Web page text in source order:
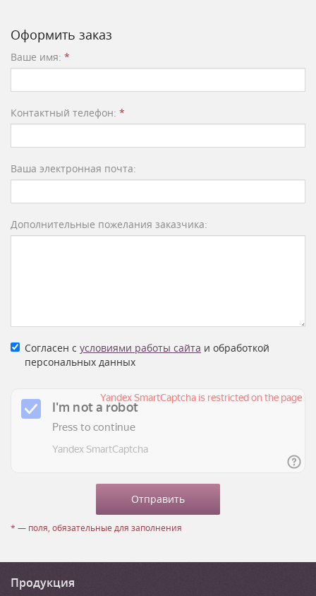
Оформить заказ
Ваше имя: *
Контактный телефон: *
Ваша электронная почта:
Дополнительные пожелания заказчика:
Согласен с условиями работы сайта и обработкой
персональных данных
* — поля, обязательные для заполнения
Продукция